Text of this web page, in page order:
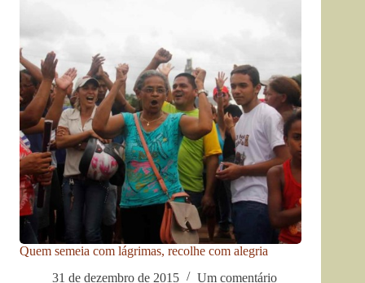
Quem semeia com lágrimas, recolhe com alegria
31 de dezembro de 2015
Um comentário